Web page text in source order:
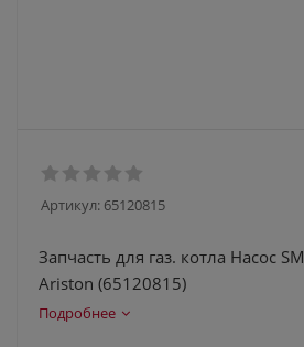
Артикул: 65120815
Запчасть для газ. котла Насос
Ariston (65120815)
Подробнее